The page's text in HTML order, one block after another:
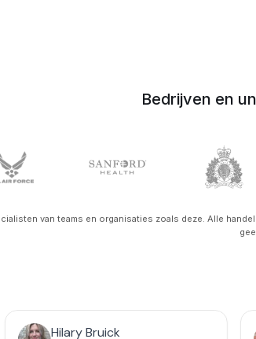
Bedrijven en
van teams en organisaties zoals deze. Alle